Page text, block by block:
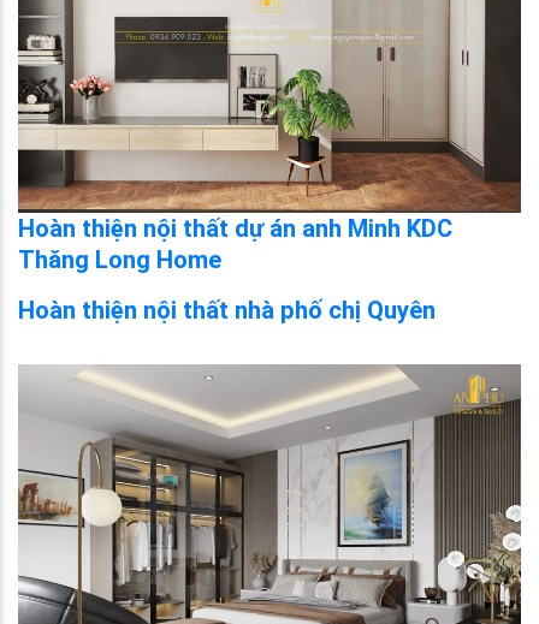
Hoàn thiện nội thất dự án anh Minh KDC
Thăng Long Home
Hoàn thiện nội thất nhà phố chị Quyên